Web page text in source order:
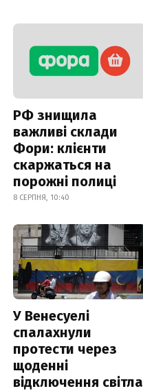
РФ знищила
важливі склади
Фори: клієнти
скаржаться на
порожні полиці
8 СЕРПНЯ, 10:40
У Венесуелі
спалахнули
протести через
щоденні
відключення світла